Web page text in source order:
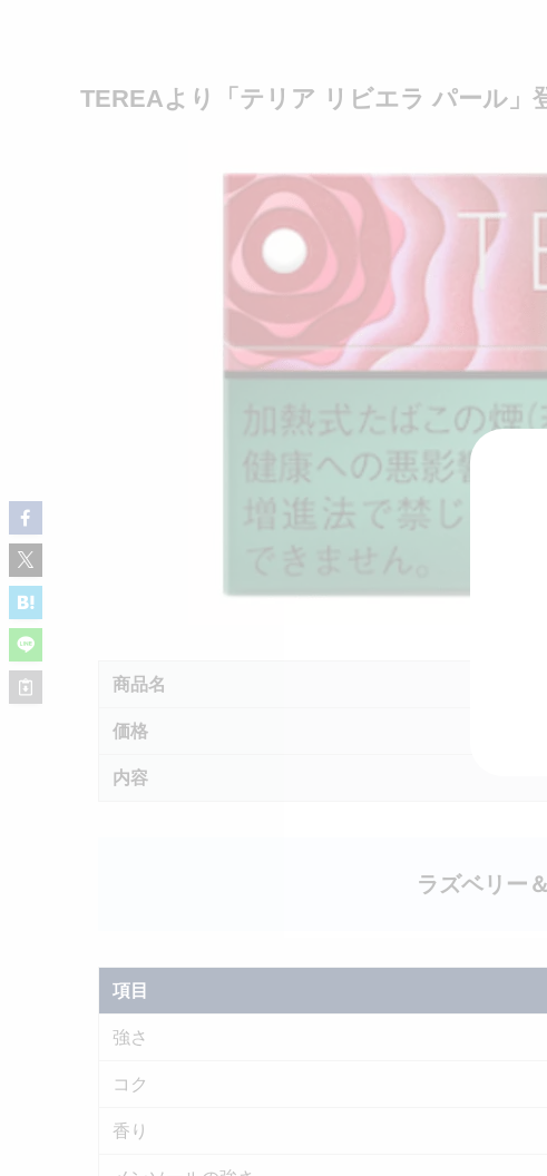
TEREAより「テリア リビエラ パール」
商品名
価格
内容
ラズベリー
項目
強さ
コク
香り